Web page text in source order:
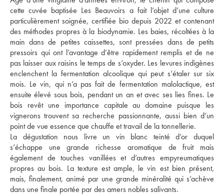
cette cuvée baptisée Les Beauvoirs a fait l’objet d’une culture
particulièrement soignée, certifiée bio depuis 2022 et contenant
des méthodes propres à la biodynamie. Les baies, récoltées à la
main dans de petites caissettes, sont pressées dans de petits
pressoirs qui ont l’avantage d’être rapidement remplis et de ne
pas laisser aux raisins le temps de s’oxyder. Les levures indigènes
enclenchent la fermentation alcoolique qui peut s’étaler sur six
mois. Le vin, qui n’a pas fait de fermentation malolactique, est
ensuite élevé sous bois, pendant un an et avec ses lies fines. Le
bois revêt une importance capitale au domaine puisque les
vignerons trouvent sa recherche passionnante, aussi bien d’un
point de vue essence que chauffe et travail de la tonnellerie.
La dégustation nous livre un vin blanc teinté d’or duquel
s’échappe une grande richesse aromatique de fruit mais
également de touches vanillées et d’autres empyreumatiques
propres au bois. La texture est ample, le vin est bien présent,
mais, finalement, animé par une grande minéralité qui s’achève
dans une finale portée par des amers nobles salivants.